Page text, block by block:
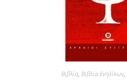
Βιβλία, Βιβλία Ενηλίκων,